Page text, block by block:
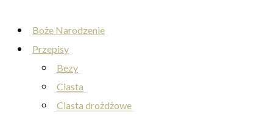
Boże Narodzenie
Przepisy
Bezy
Ciasta
Ciasta drożdżowe